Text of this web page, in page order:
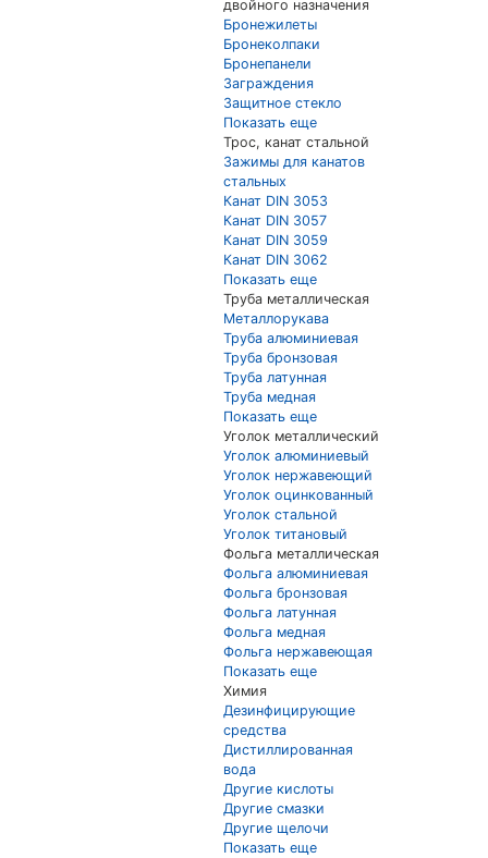
двойного назначения
Бронежилеты
Бронеколпаки
Бронепанели
Заграждения
Защитное стекло
Показать еще
Трос, канат стальной
Зажимы для канатов
стальных
Канат DIN 3053
Канат DIN 3057
Канат DIN 3059
Канат DIN 3062
Показать еще
Труба металлическая
Металлорукава
Труба алюминиевая
Труба бронзовая
Труба латунная
Труба медная
Показать еще
Уголок металлический
Уголок алюминиевый
Уголок нержавеющий
Уголок оцинкованный
Уголок стальной
Уголок титановый
Фольга металлическая
Фольга алюминиевая
Фольга бронзовая
Фольга латунная
Фольга медная
Фольга нержавеющая
Показать еще
Химия
Дезинфицирующие
средства
Дистиллированная
вода
Другие кислоты
Другие смазки
Другие щелочи
Показать еще